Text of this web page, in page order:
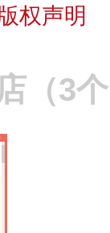
权声明
（3